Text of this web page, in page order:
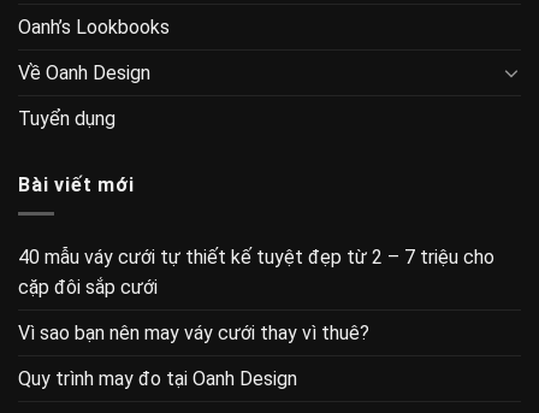
Oanh’s Lookbooks
Về Oanh Design
Tuyển dụng
Bài viết mới
40 mẫu váy cưới tự thiết kế tuyệt đẹp từ 2 – 7 triệu cho
cặp đôi sắp cưới
Vì sao bạn nên may váy cưới thay vì thuê?
Quy trình may đo tại Oanh Design